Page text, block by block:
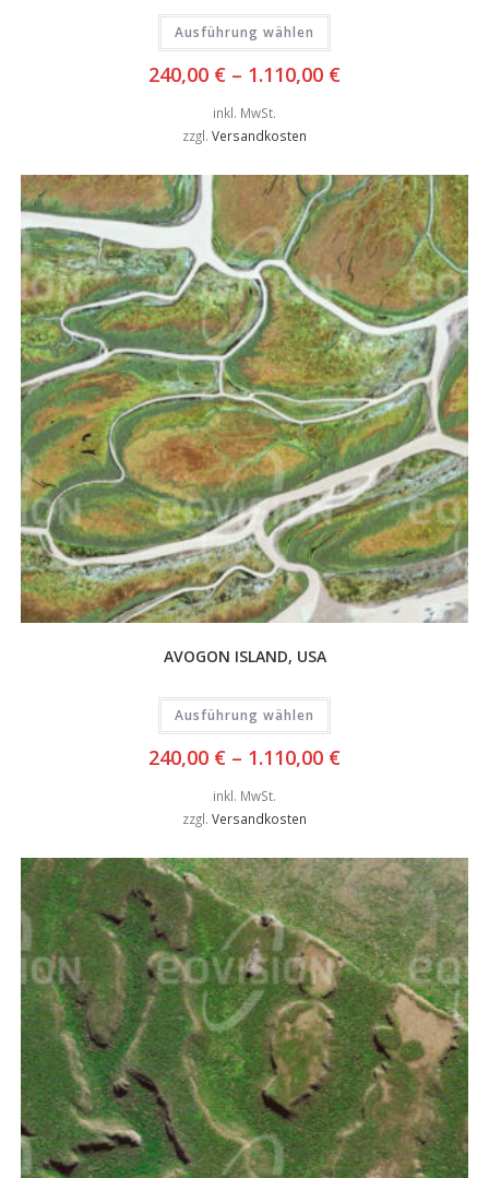
Ausführung wählen
240,00 € – 1.110,00 €
inkl. MwSt.
zzgl. Versandkosten
AVOGON ISLAND, USA
Ausführung wählen
240,00 € – 1.110,00 €
inkl. MwSt.
zzgl. Versandkosten